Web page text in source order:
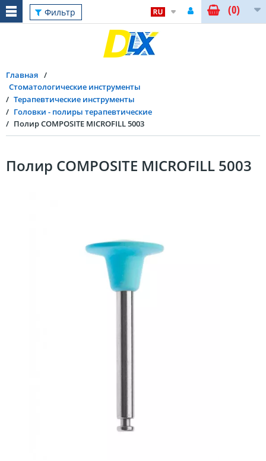
Фильтр (0)
Главная
Стоматологические инструменты
Терапевтические инструменты
Головки - полиры терапевтические
Полир COMPOSITE MICROFILL 5003
Полир COMPOSITE MICROFILL 5003